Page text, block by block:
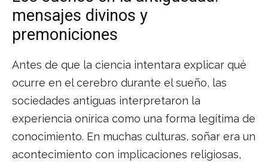
mensajes divinos y
premoniciones
Antes de que la ciencia intentara explicar qué
ocurre en el cerebro durante el sueño, las
sociedades antiguas interpretaron la
experiencia onírica como una forma legítima de
conocimiento. En muchas culturas, soñar era un
acontecimiento con implicaciones religiosas,